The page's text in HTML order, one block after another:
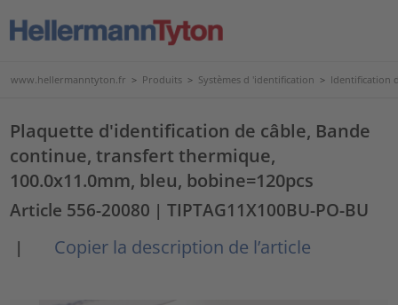
www.hellermanntyton.fr > Produits > Systèmes d 'identification > Identification
Plaquette d'identification de câble, Bande
continue, transfert thermique,
100.0x11.0mm, bleu, bobine=120pcs
Article 556-20080 | TIPTAG11X100BU-PO-BU
|
Copier la description de l’article